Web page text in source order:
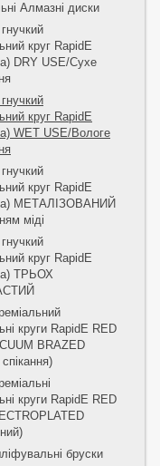
Алмазні диски
круг RapidE
DRY USE/Сухе
круг RapidE
WET USE/Вологе
круг RapidE
МЕТАЛІЗОВАНИЙ
міді
круг RapidE
ТРЬОХ
круги RapidE RED
BRAZED
круги RapidE RED
бруски